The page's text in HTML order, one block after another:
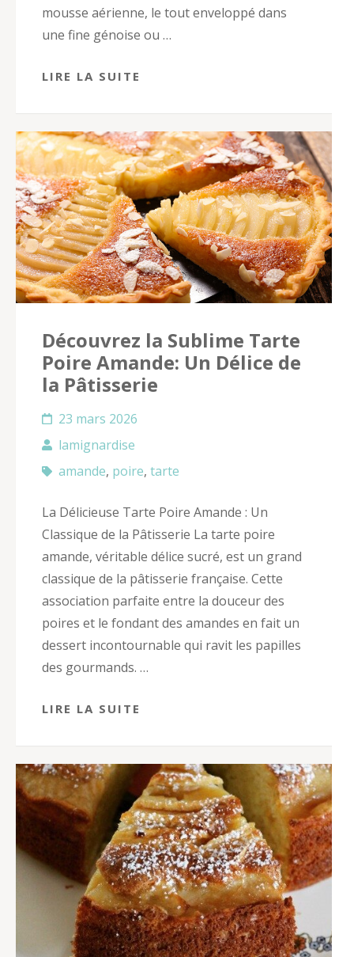
mousse aérienne, le tout enveloppé dans
une fine génoise ou …
LIRE LA SUITE
Découvrez la Sublime Tarte
Poire Amande: Un Délice de
la Pâtisserie
23 mars 2026
lamignardise
amande, poire, tarte
La Délicieuse Tarte Poire Amande : Un
Classique de la Pâtisserie La tarte poire
amande, véritable délice sucré, est un grand
classique de la pâtisserie française. Cette
association parfaite entre la douceur des
poires et le fondant des amandes en fait un
dessert incontournable qui ravit les papilles
des gourmands. …
LIRE LA SUITE